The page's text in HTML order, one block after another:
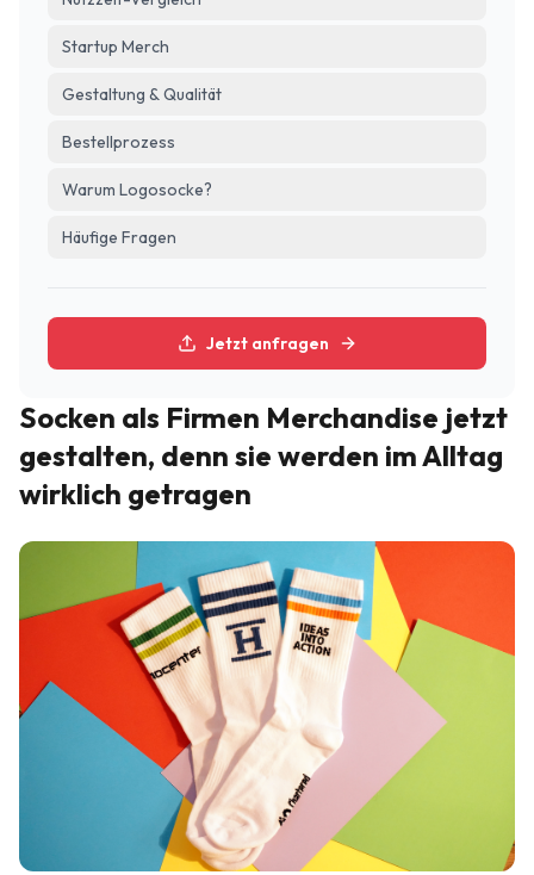
Startup Merch
Gestaltung & Qualität
Bestellprozess
Warum Logosocke?
Häufige Fragen
Jetzt anfragen
Socken als Firmen Merchandise jetzt
gestalten, denn sie werden im Alltag
wirklich getragen